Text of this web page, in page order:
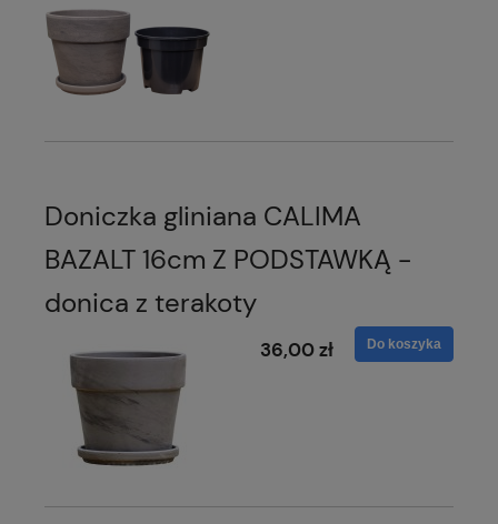
Doniczka gliniana CALIMA
BAZALT 16cm Z PODSTAWKĄ -
donica z terakoty
36,00 zł Do koszyka